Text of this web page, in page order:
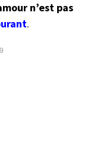
n’est pas
.